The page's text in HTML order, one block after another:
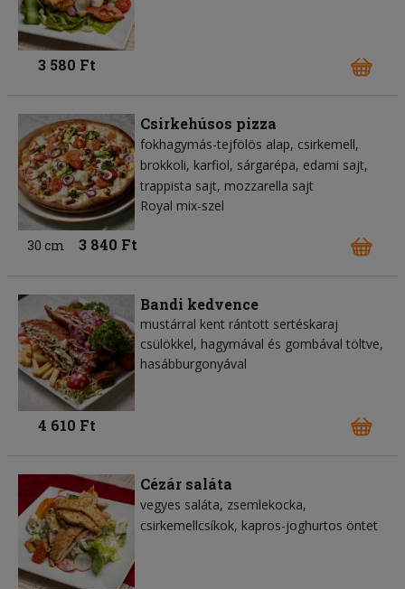
3 580 Ft
Csirkehúsos pizza
fokhagymás-tejfölös alap csirkemell
brokkoli karfiol sárgarépa edami sajt
trappista sajt mozzarella sajt
Royal mix-szel
30 cm 3 840 Ft
Bandi kedvence
mustárral kent rántott sertéskaraj
csülökkel, hagymával és gombával töltve,
hasábburgonyával
4 610 Ft
Cézár saláta
vegyes saláta zsemlekocka
csirkemellcsíkok kapros-joghurtos öntet